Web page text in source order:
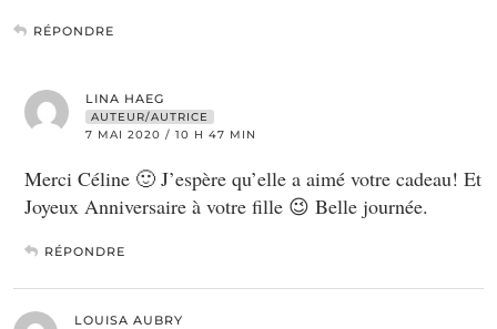
RÉPONDRE
LINA HAEG
AUTEUR/AUTRICE
7 MAI 2020 / 10 H 47 MIN
Merci Céline 🙂 J’espère qu’elle a aimé votre cadeau! Et
Joyeux Anniversaire à votre fille 😉 Belle journée.
RÉPONDRE
LOUISA AUBRY